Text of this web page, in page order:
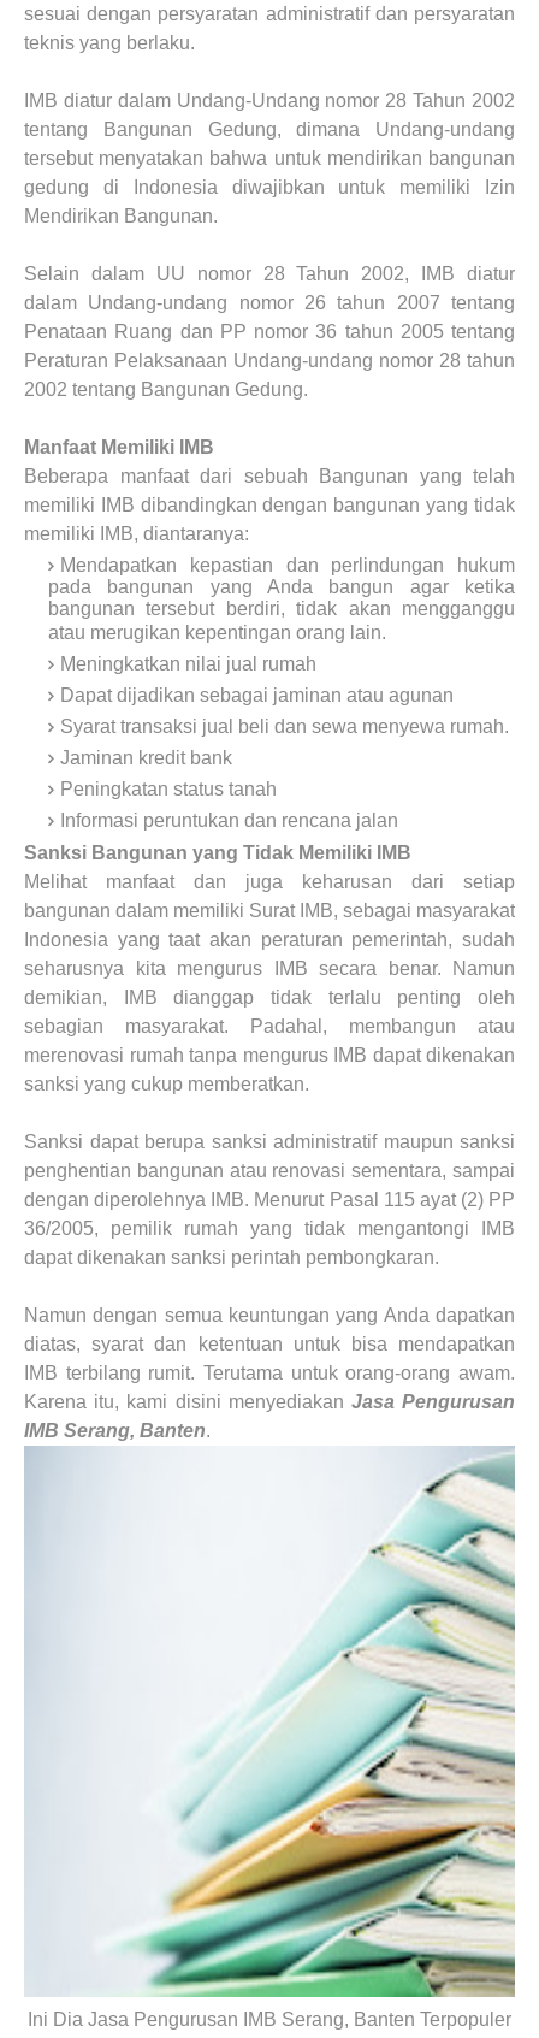
sesuai dengan persyaratan administratif dan persyaratan
teknis yang berlaku.
IMB diatur dalam Undang-Undang nomor 28 Tahun 2002
tentang Bangunan Gedung, dimana Undang-undang
tersebut menyatakan bahwa untuk mendirikan bangunan
gedung di Indonesia diwajibkan untuk memiliki Izin
Mendirikan Bangunan.
Selain dalam UU nomor 28 Tahun 2002, IMB diatur
dalam Undang-undang nomor 26 tahun 2007 tentang
Penataan Ruang dan PP nomor 36 tahun 2005 tentang
Peraturan Pelaksanaan Undang-undang nomor 28 tahun
2002 tentang Bangunan Gedung.
Manfaat Memiliki IMB
Beberapa manfaat dari sebuah Bangunan yang telah
memiliki IMB dibandingkan dengan bangunan yang tidak
memiliki IMB, diantaranya:
Mendapatkan kepastian dan perlindungan hukum
pada bangunan yang Anda bangun agar ketika
bangunan tersebut berdiri, tidak akan mengganggu
atau merugikan kepentingan orang lain.
Meningkatkan nilai jual rumah
Dapat dijadikan sebagai jaminan atau agunan
Syarat transaksi jual beli dan sewa menyewa rumah.
Jaminan kredit bank
Peningkatan status tanah
Informasi peruntukan dan rencana jalan
Sanksi Bangunan yang Tidak Memiliki IMB
Melihat manfaat dan juga keharusan dari setiap
bangunan dalam memiliki Surat IMB, sebagai masyarakat
Indonesia yang taat akan peraturan pemerintah, sudah
seharusnya kita mengurus IMB secara benar. Namun
demikian, IMB dianggap tidak terlalu penting oleh
sebagian masyarakat. Padahal, membangun atau
merenovasi rumah tanpa mengurus IMB dapat dikenakan
sanksi yang cukup memberatkan.
Sanksi dapat berupa sanksi administratif maupun sanksi
penghentian bangunan atau renovasi sementara, sampai
dengan diperolehnya IMB. Menurut Pasal 115 ayat (2) PP
36/2005, pemilik rumah yang tidak mengantongi IMB
dapat dikenakan sanksi perintah pembongkaran.
Namun dengan semua keuntungan yang Anda dapatkan
diatas, syarat dan ketentuan untuk bisa mendapatkan
IMB terbilang rumit. Terutama untuk orang-orang awam.
Karena itu, kami disini menyediakan Jasa Pengurusan
IMB Serang, Banten.
Ini Dia Jasa Pengurusan IMB Serang, Banten Terpopuler